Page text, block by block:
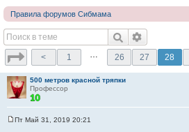
Правила форумов Сибмама
< 1 … 26 27 28
500 метров красной тряпки
Профессор
Пт Май 31, 2019 20:21